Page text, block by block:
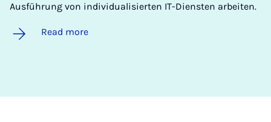
Ausführung von individualisierten IT-Diensten arbeiten.
Read more